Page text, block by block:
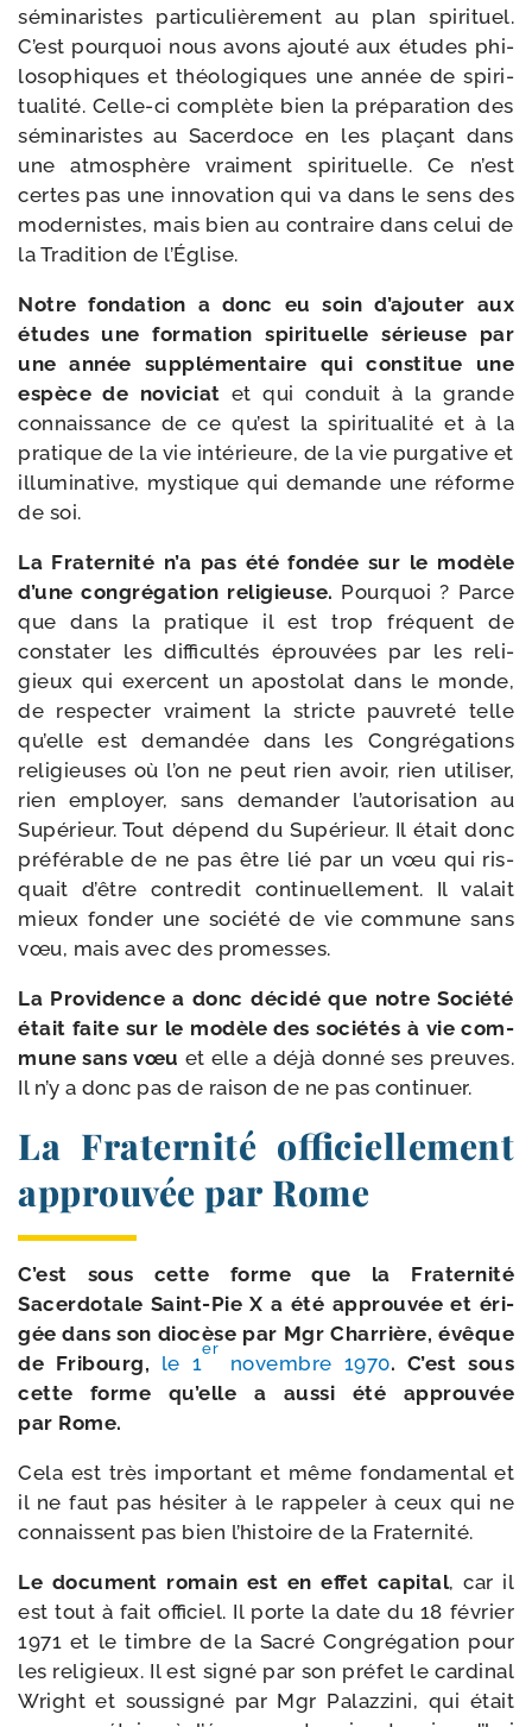
sémi­na­ristes par­ti­cu­liè­re­ment au plan spi­ri­tuel.
C’est pour­quoi nous avons ajou­té aux études phi­
lo­so­phiques et théo­lo­giques une année de spi­ri­
tua­li­té. Celle-​ci com­plète bien la pré­pa­ra­tion des
sémi­na­ristes au Sacerdoce en les pla­çant dans
une atmo­sphère vrai­ment spi­ri­tuelle. Ce n’est
certes pas une inno­va­tion qui va dans le sens des
moder­nistes, mais bien au contraire dans celui de
la Tradition de l’Église.
Notre fon­da­tion a donc eu soin d’ajouter aux
études une for­ma­tion spi­ri­tuelle sérieuse par
une année sup­plé­men­taire qui consti­tue une
espèce de novi­ciat et qui conduit à la grande
connais­sance de ce qu’est la spi­ri­tua­li­té et à la
pra­tique de la vie inté­rieure, de la vie pur­ga­tive et
illu­mi­na­tive, mys­tique qui demande une réforme
de soi.
La Fraternité n’a pas été fon­dée sur le modèle
d’une congré­ga­tion reli­gieuse. Pourquoi ? Parce
que dans la pra­tique il est trop fré­quent de
consta­ter les dif­fi­cul­tés éprou­vées par les reli­
gieux qui exercent un apos­to­lat dans le monde,
de res­pec­ter vrai­ment la stricte pau­vre­té telle
qu’elle est deman­dée dans les Congrégations
reli­gieuses où l’on ne peut rien avoir, rien uti­li­ser,
rien employer, sans deman­der l’autorisation au
Supérieur. Tout dépend du Supérieur. Il était donc
pré­fé­rable de ne pas être lié par un vœu qui ris­
quait d’être contre­dit conti­nuel­le­ment. Il valait
mieux fon­der une socié­té de vie com­mune sans
vœu, mais avec des promesses.
La Providence a donc déci­dé que notre Société
était faite sur le modèle des socié­tés à vie com­
mune sans vœu et elle a déjà don­né ses preuves.
Il n’y a donc pas de rai­son de ne pas continuer.
La Fraternité officiellement
approuvée par Rome
C’est sous cette forme que la Fraternité
Sacerdotale Saint-​Pie X a été approu­vée et éri­
gée dans son dio­cèse par Mgr Charrière, évêque
de Fribourg, le 1
er
novembre 1970. C’est sous
cette forme qu’elle a aus­si été approu­vée
par Rome.
Cela est très impor­tant et même fon­da­men­tal et
il ne faut pas hési­ter à le rap­pe­ler à ceux qui ne
connaissent pas bien l’histoire de la Fraternité.
Le docu­ment romain est en effet capi­tal, car il
est tout à fait offi­ciel. Il porte la date du 18 février
1971 et le timbre de la Sacré Congrégation pour
les reli­gieux. Il est signé par son pré­fet le car­di­nal
Wright et sous­si­gné par Mgr Palazzini, qui était